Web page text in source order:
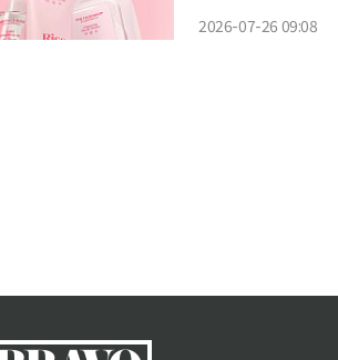
2026-07-26 09:08